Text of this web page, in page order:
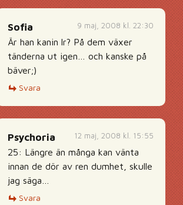
9 maj, 2008 kl. 22:30
Sofia
Är han kanin lr? På dem växer
tänderna ut igen… och kanske på
bäver;)
Svara
12 maj, 2008 kl. 15:55
Psychoria
25: Längre än många kan vänta
innan de dör av ren dumhet, skulle
jag säga…
Svara